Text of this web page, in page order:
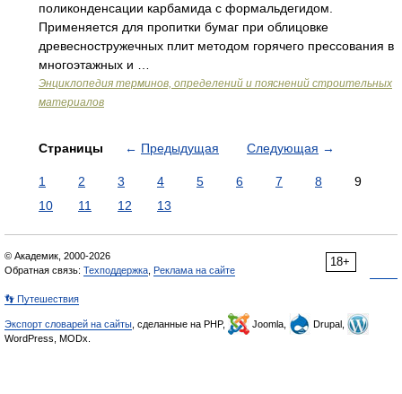
поликонденсации карбамида с формальдегидом.
Применяется для пропитки бумаг при облицовке
древесностружечных плит методом горячего прессования в
многоэтажных и …
Энциклопедия терминов, определений и пояснений строительных
материалов
Страницы ← Предыдущая Следующая →
1 2 3 4 5 6 7 8
9
10
11 12 13
18+
© Академик, 2000-2026
Обратная связь: Техподдержка Реклама на сайте
👣 Путешествия
Экспорт словарей на сайты , сделанные на PHP, Joomla,
Drupal,
WordPress, MODx.